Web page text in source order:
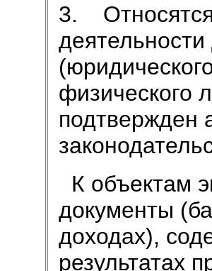
3. Относятся
физического
подтвержден
К объектам
документы
доходах),
результатах